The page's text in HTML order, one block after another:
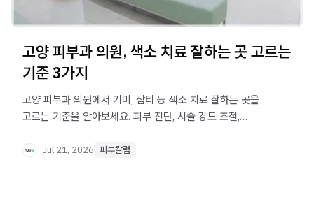
고양 피부과 의원, 색소 치료 잘하는 곳 고르는
기준 3가지
고양 피부과 의원에서 기미, 잡티 등 색소 치료 잘하는 곳을
고르는 기준을 알아보세요. 피부 진단, 시술 강도 조절,
Jul 21, 2026 피부칼럼